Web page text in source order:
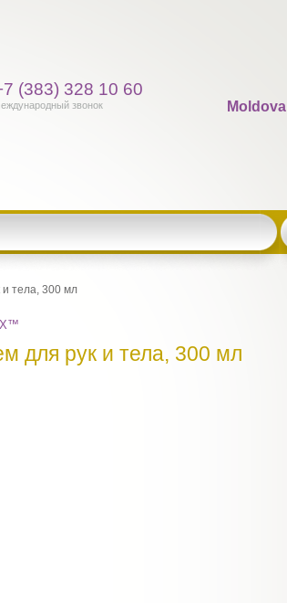
(383) 328 10 60
звонок Moldova
тела, 300 мл
для рук и тела, 300 мл